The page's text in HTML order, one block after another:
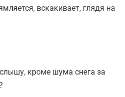
вскакивает, глядя на
кроме шума снега за